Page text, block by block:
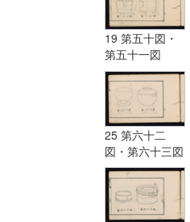
19 第五十図・
第五十一図
25 第六十二
図・第六十三図